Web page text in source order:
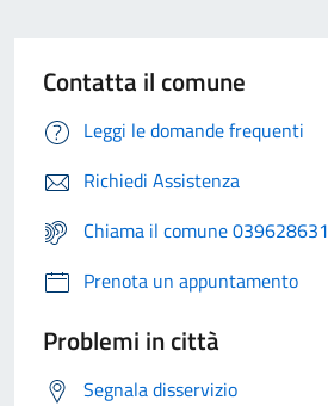
Contatta il comune
Leggi le domande frequenti
Richiedi Assistenza
Chiama il comune 039628631
Prenota un appuntamento
Problemi in città
Segnala disservizio